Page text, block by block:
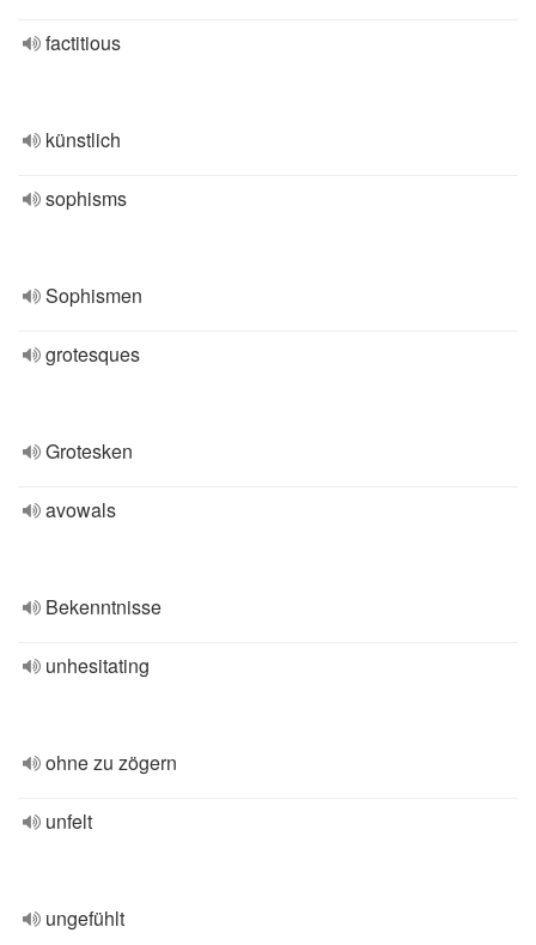
factitious
künstlich
sophisms
Sophismen
grotesques
Grotesken
avowals
Bekenntnisse
unhesitating
ohne zu zögern
unfelt
ungefühlt